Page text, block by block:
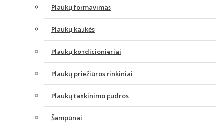
Plaukų formavimas
Plaukų kaukės
Plaukų kondicionieriai
Plaukų priežiūros rinkiniai
Plaukų tankinimo pudros
Šampūnai